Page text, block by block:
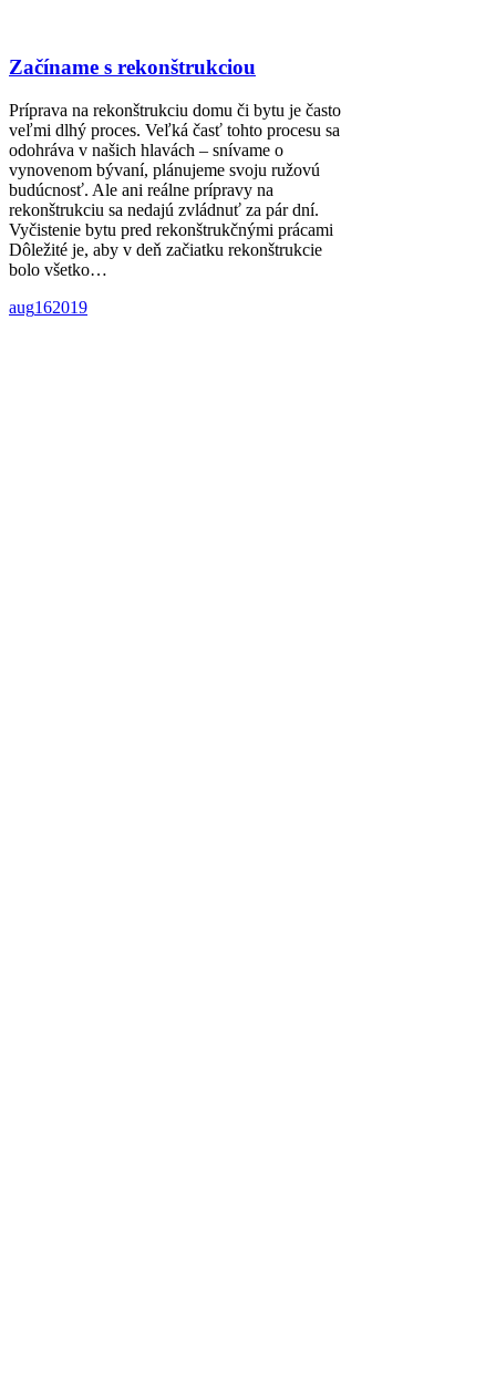
Začíname s rekonštrukciou
Príprava na rekonštrukciu domu či bytu je často
veľmi dlhý proces. Veľká časť tohto procesu sa
odohráva v našich hlavách – snívame o
vynovenom bývaní, plánujeme svoju ružovú
budúcnosť. Ale ani reálne prípravy na
rekonštrukciu sa nedajú zvládnuť za pár dní.
Vyčistenie bytu pred rekonštrukčnými prácami
Dôležité je, aby v deň začiatku rekonštrukcie
bolo všetko…
aug162019